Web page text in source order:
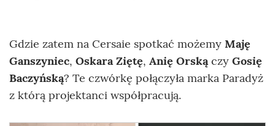
Gdzie zatem na Cersaie spotkać możemy Maję
Ganszyniec, Oskara Ziętę, Anię Orskączy Gosię
Baczyńską? Te czwórkę połączyła marka Paradyż
z którą projektanci współpracują.